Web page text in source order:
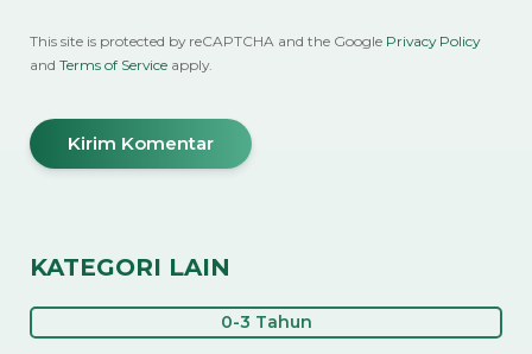
This site is protected by reCAPTCHA and the Google Privacy Policy
and Terms of Service apply.
KATEGORI LAIN
0-3 Tahun